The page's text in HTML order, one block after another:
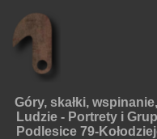
Góry, skałki,
Ludzie - Portrety i
Podlesice 79-